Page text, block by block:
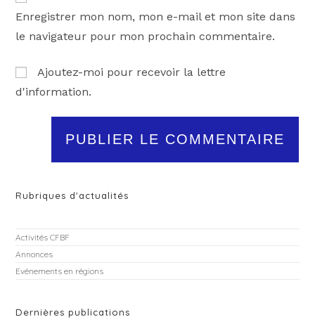
Enregistrer mon nom, mon e-mail et mon site dans
le navigateur pour mon prochain commentaire.
Ajoutez-moi pour recevoir la lettre
d'information.
Rubriques d'actualités
Activités CFBF
Annonces
Evénements en régions
Dernières publications